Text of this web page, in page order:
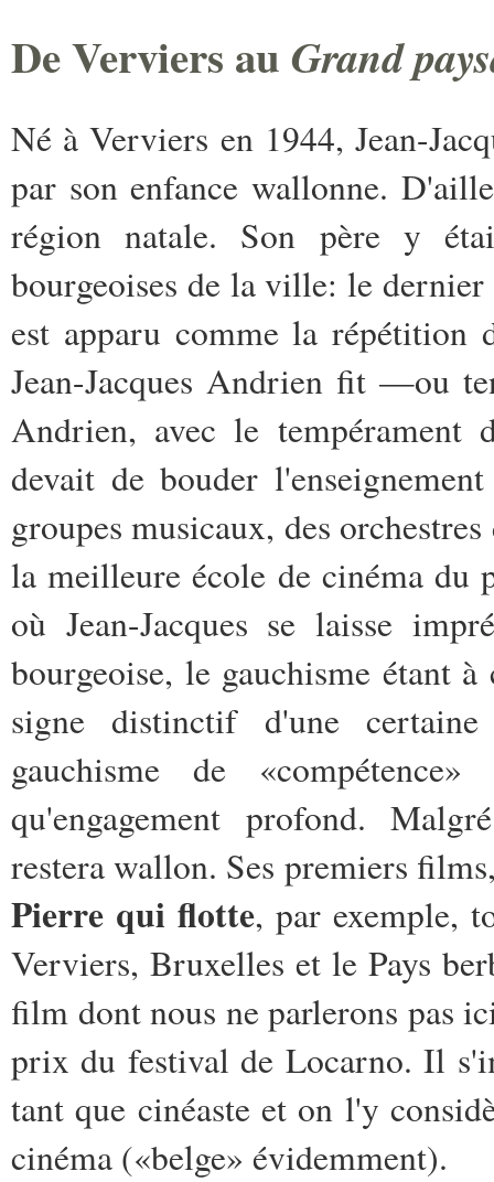
De Verviers au Grand
Né à Verviers en 1944, Jean-
par son enfance wallonne.
région natale. Son père y
bourgeoises de la ville: le
est apparu comme la répétition
Jean-Jacques Andrien fit —ou
Andrien, avec le tempérament
devait de bouder
groupes musicaux, des
la meilleure école de cinéma du
où Jean-Jacques se laisse
bourgeoise, le gauchisme étant
signe distinctif d'une certaine
gauchisme de
qu'engagement profond.
restera wallon. Ses premiers
Pierre qui flotte, par exemple,
Verviers, Bruxelles et le Pays
film dont nous ne parlerons pas
prix du festival de Locarno. Il
tant que cinéaste et on l'y
cinéma («belge» évidemment).